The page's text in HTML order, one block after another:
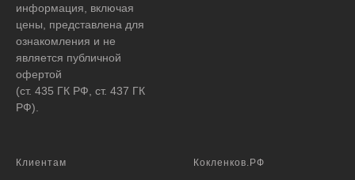
информация, включая
цены, представлена для
ознакомления и не
является публичной
офертой
(ст. 435 ГК РФ, ст. 437 ГК
РФ).
Клиентам Кокленков.РФ